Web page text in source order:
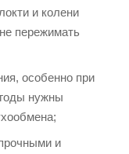
и колени
пережимать
особенно при
нужны
и